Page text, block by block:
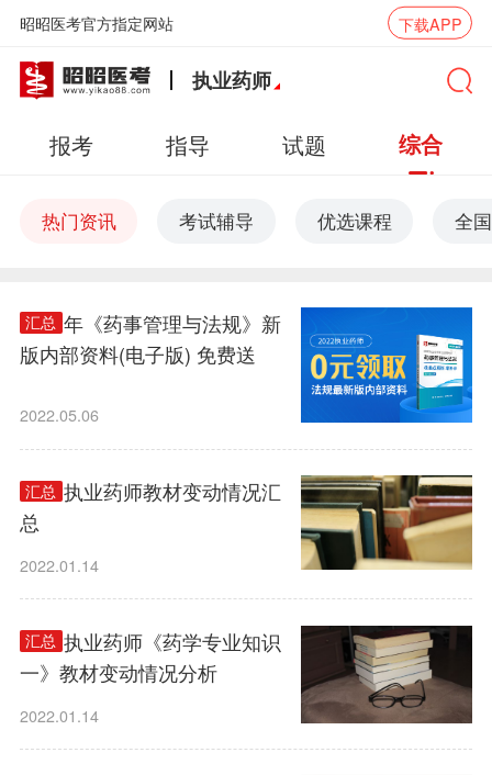
昭昭医考官方指定网站 下载APP
执业药师
报考 指导 试题 综合
热门资讯 考试辅导 优选课程 全
汇总
2022年《药事管理与法规》新
版内部资料(电子版) 免费送
2022.05.06
汇总
2022执业药师教材变动情况汇
总
2022.01.14
汇总
2022执业药师《药学专业知识
一》教材变动情况分析
2022.01.14